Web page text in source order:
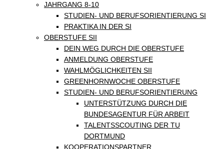
JAHRGANG 8-10
STUDIEN- UND BERUFSORIENTIERUNG SI
PRAKTIKA IN DER SI
OBERSTUFE SII
DEIN WEG DURCH DIE OBERSTUFE
ANMELDUNG OBERSTUFE
WAHLMÖGLICHKEITEN SII
GREENHORNWOCHE OBERSTUFE
STUDIEN- UND BERUFSORIENTIERUNG
UNTERSTÜTZUNG DURCH DIE
BUNDESAGENTUR FÜR ARBEIT
TALENTSSCOUTING DER TU
DORTMUND
KOOPERATIONSPARTNER